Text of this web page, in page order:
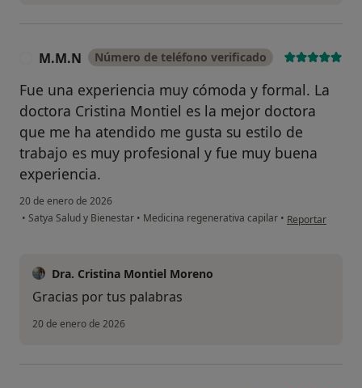
M.M.N Número de teléfono verificado
Fue una experiencia muy cómoda y formal. La
doctora Cristina Montiel es la mejor doctora
que me ha atendido me gusta su estilo de
trabajo es muy profesional y fue muy buena
experiencia.
20 de enero de 2026
• Satya Salud y Bienestar • Medicina regenerativa capilar • en opinión del
Reportar
Dra. Cristina Montiel Moreno
Gracias por tus palabras
20 de enero de 2026